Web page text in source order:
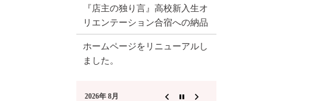
『店主の独り言』高校新入生オ
リエンテーション合宿への納品
ホームページをリニューアルし
ました。
2026年 8月